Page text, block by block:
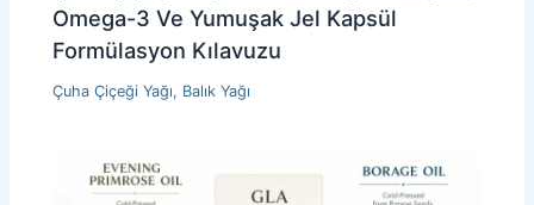
Omega-3 Ve Yumuşak Jel Kapsül
Formülasyon Kılavuzu
Çuha Çiçeği Yağı, Balık Yağı